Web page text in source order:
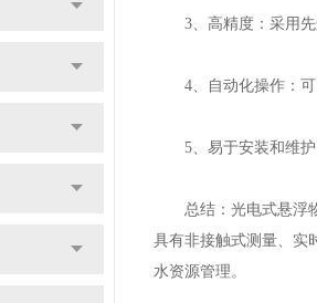
3、高精度：采用先
4、自动化操作：可
5、易于安装和维护
总结：光电式悬浮物
具有非接触式测量、实
水资源管理。